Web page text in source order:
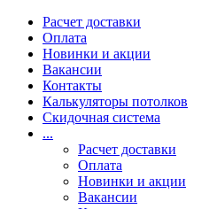
Расчет доставки
Оплата
Новинки и акции
Вакансии
Контакты
Калькуляторы потолков
Скидочная система
...
Расчет доставки
Оплата
Новинки и акции
Вакансии